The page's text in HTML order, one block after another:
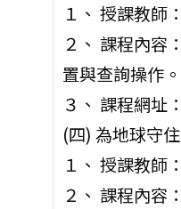
１、 授課教師
２、 課程內容
置與查詢操作
３、 課程網
(四) 為地球守
１、 授課教師
２、 課程內容